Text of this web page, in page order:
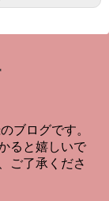
ブログです。
ると嬉しいで
ご了承くださ